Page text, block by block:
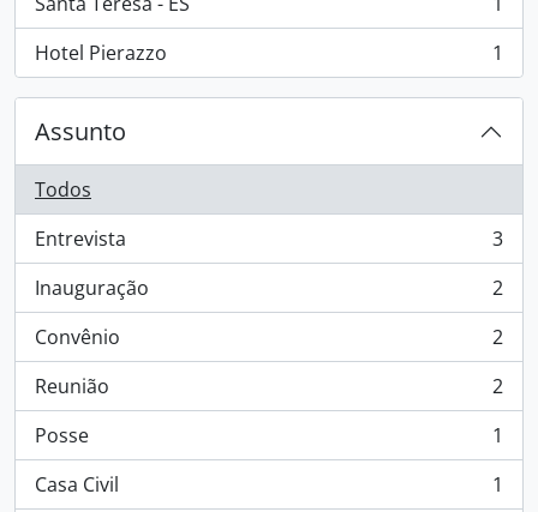
, 1 resultados
Hotel Pierazzo
, 1 resultados 1
Assunto
Todos
Entrevista
, 3 resultados
3
Inauguração
, 2 resultados
2
Convênio
, 2 resultados
2
Reunião
, 2 resultados
2
Posse
, 1 resultados
1
Casa Civil
, 1 resultados
1